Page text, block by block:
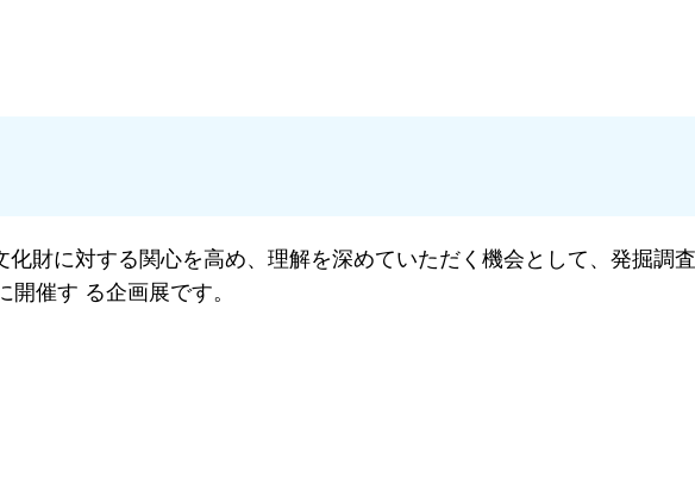
財に対する関心を高め、理解を深めていただく機会として、発掘調
催す る企画展です。